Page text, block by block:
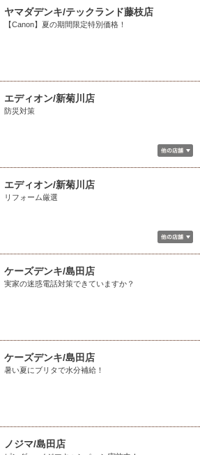
ヤマダデンキ/テックランド藤枝店
【Canon】夏の期間限定特別価格！
エディオン/新菊川店
防災対策
エディオン/新菊川店
リフォーム厳選
ケーズデンキ/島田店
実家の迷惑電話対策できていますか？
ケーズデンキ/島田店
暑い夏にブリタで水分補給！
ノジマ/島田店